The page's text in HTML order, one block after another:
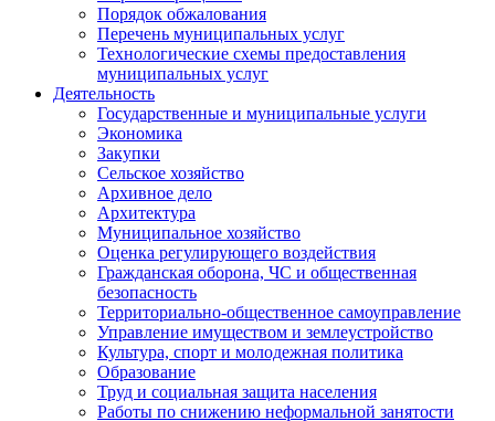
Порядок обжалования
Перечень муниципальных услуг
Технологические схемы предоставления
муниципальных услуг
Деятельность
Государственные и муниципальные услуги
Экономика
Закупки
Сельское хозяйство
Архивное дело
Архитектура
Муниципальное хозяйство
Оценка регулирующего воздействия
Гражданская оборона, ЧС и общественная
безопасность
Территориально-общественное самоуправление
Управление имуществом и землеустройство
Культура, спорт и молодежная политика
Образование
Труд и социальная защита населения
Работы по снижению неформальной занятости